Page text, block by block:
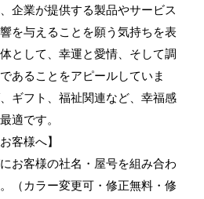
企業が提供する製品やサービス
を与えることを願う気持ちを表
として、幸運と愛情、そして調
あることをアピールしていま
ギフト、福祉関連など、幸福感
適です。
客様へ】
お客様の社名・屋号を組み合わ
（カラー変更可・修正無料・修